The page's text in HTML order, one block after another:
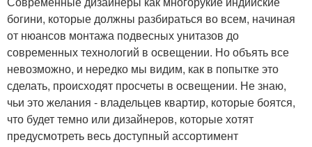
богини, которые должны разбираться во всем, начиная
от нюансов монтажа подвесных унитазов до
современных технологий в освещении. Но объять все
невозможно, и нередко мы видим, как в попытке это
сделать, происходят просчеты в освещении. Не знаю,
чьи это желания - владельцев квартир, которые боятся,
что будет темно или дизайнеров, которые хотят
предусмотреть весь доступный ассортимент